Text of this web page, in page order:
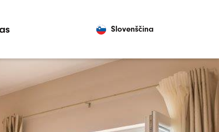
Slovenščina